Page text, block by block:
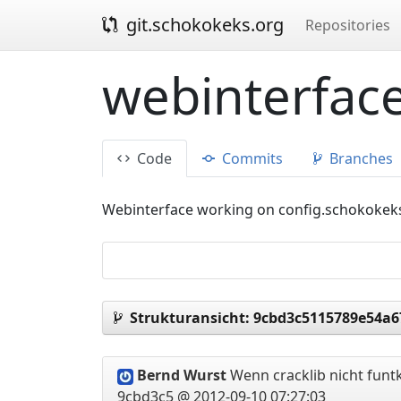
git.schokokeks.org Repositories
Code Commits Branches
Webinterface working on
Strukturansicht:
Bernd WurstWenn cracklib nicht
9cbd3c5 @ 2012-09-10 07:27:03